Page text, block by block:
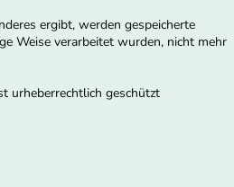
ergibt, werden gespeicherte
Weise verarbeitet wurden, nicht mehr
urheberrechtlich geschützt